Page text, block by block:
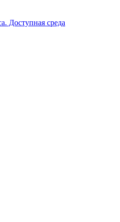
Доступная среда